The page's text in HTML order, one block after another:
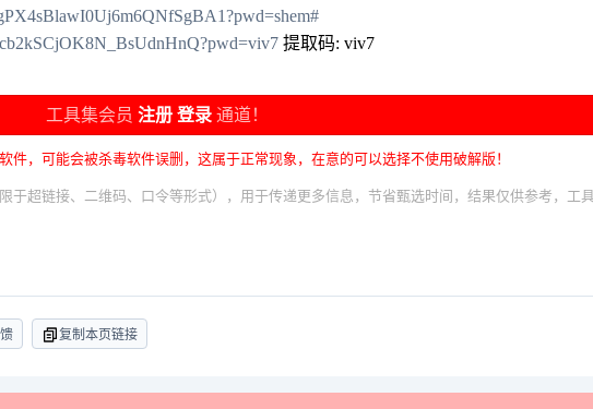
提取码: viv7
工具集会员 注册 登录 通道！
件，可能会被杀毒软件误删，这属于正常现象，在意的可以选择不使用破解版！
于超链接、二维码、口令等形式），用于传递更多信息，节省甄选时间，结果仅供参考，工
复制本页链接